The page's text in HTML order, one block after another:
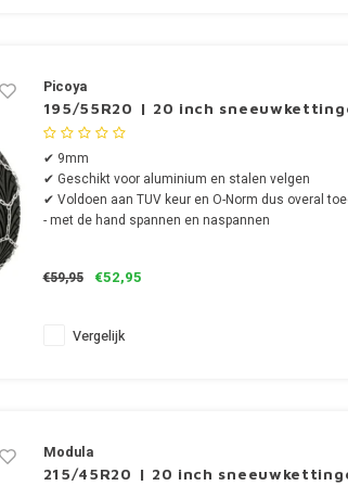
Picoya
195/55R20 | 20 inch
✔ 9mm
✔ Geschikt voor aluminium en stalen velgen
✔ Voldoen aan TUV keur en O-Norm dus overal
- met de hand spannen en naspannen
€59,95 €52,95
Vergelijk
Modula
215/45R20 | 20 inch